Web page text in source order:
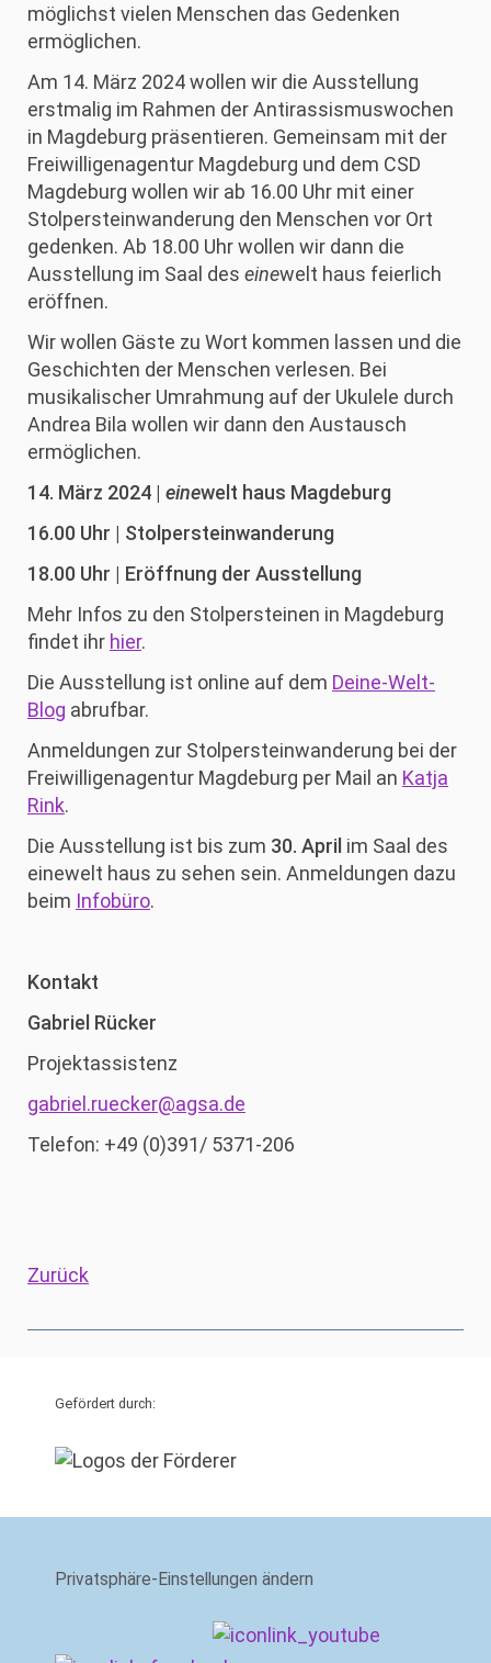
möglichst vielen Menschen das Gedenken
ermöglichen.
Am 14. März 2024 wollen wir die Ausstellung
erstmalig im Rahmen der Antirassismuswochen
in Magdeburg präsentieren. Gemeinsam mit der
Freiwilligenagentur Magdeburg und dem CSD
Magdeburg wollen wir ab 16.00 Uhr mit einer
Stolpersteinwanderung den Menschen vor Ort
gedenken. Ab 18.00 Uhr wollen wir dann die
Ausstellung im Saal des einewelt haus feierlich
eröffnen.
Wir wollen Gäste zu Wort kommen lassen und die
Geschichten der Menschen verlesen. Bei
musikalischer Umrahmung auf der Ukulele durch
Andrea Bila wollen wir dann den Austausch
ermöglichen.
14. März 2024 | einewelt haus Magdeburg
16.00 Uhr | Stolpersteinwanderung
18.00 Uhr | Eröffnung der Ausstellung
Mehr Infos zu den Stolpersteinen in Magdeburg
findet ihr hier.
Die Ausstellung ist online auf dem Deine-Welt-
Blog abrufbar.
Anmeldungen zur Stolpersteinwanderung bei der
Freiwilligenagentur Magdeburg per Mail an Katja
Rink.
Die Ausstellung ist bis zum 30. April im Saal des
einewelt haus zu sehen sein. Anmeldungen dazu
beim Infobüro.
Kontakt
Gabriel Rücker
Projektassistenz
gabriel.ruecker@agsa.de
Telefon: +49 (0)391/ 5371-206
Zurück
Gefördert durch:
Privatsphäre-Einstellungen ändern